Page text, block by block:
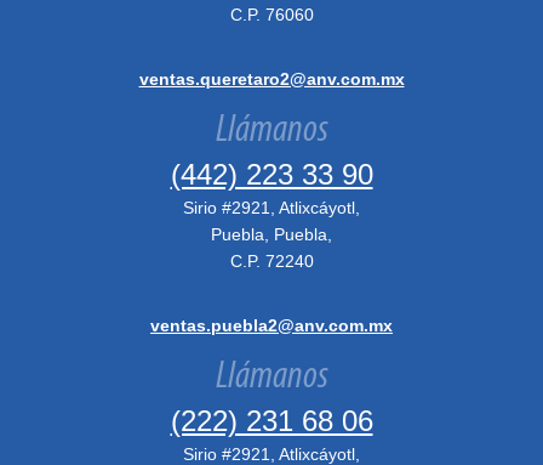
C.P. 76060
ventas.queretaro2@anv.com.mx
Llámanos
(442) 223 33 90
Sirio #2921, Atlixcáyotl,
Puebla, Puebla,
C.P. 72240
ventas.puebla2@anv.com.mx
Llámanos
(222) 231 68 06
Sirio #2921, Atlixcáyotl,